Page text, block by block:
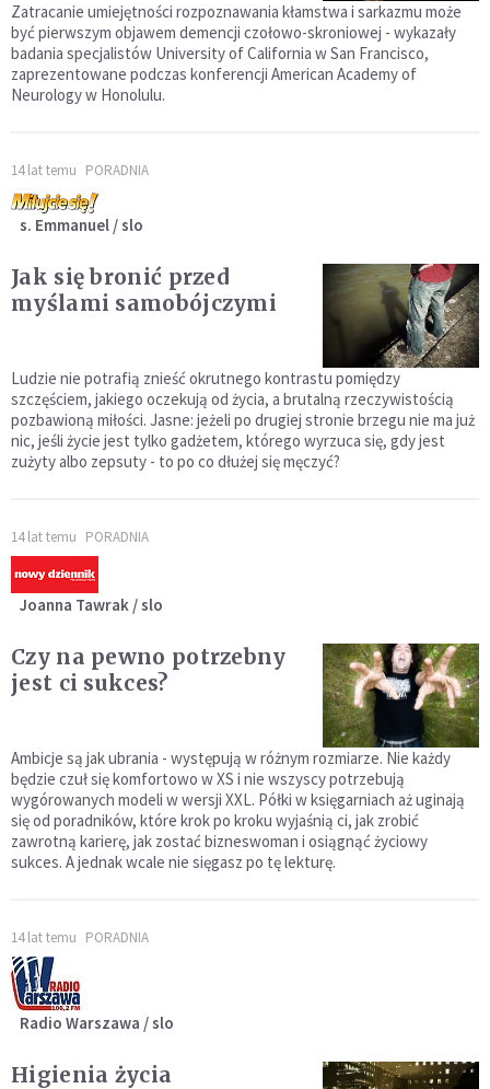
Zatracanie umiejętności rozpoznawania kłamstwa i sarkazmu może
być pierwszym objawem demencji czołowo-skroniowej - wykazały
badania specjalistów University of California w San Francisco,
zaprezentowane podczas konferencji American Academy of
Neurology w Honolulu.
14 lat temu PORADNIA
s. Emmanuel / slo
Jak się bronić przed
myślami samobójczymi
Ludzie nie potrafią znieść okrutnego kontrastu pomiędzy
szczęściem, jakiego oczekują od życia, a brutalną rzeczywistością
pozbawioną miłości. Jasne: jeżeli po drugiej stronie brzegu nie ma już
nic, jeśli życie jest tylko gadżetem, którego wyrzuca się, gdy jest
zużyty albo zepsuty - to po co dłużej się męczyć?
14 lat temu PORADNIA
Joanna Tawrak / slo
Czy na pewno potrzebny
jest ci sukces?
Ambicje są jak ubrania - występują w różnym rozmiarze. Nie każdy
będzie czuł się komfortowo w XS i nie wszyscy potrzebują
wygórowanych modeli w wersji XXL. Półki w księgarniach aż uginają
się od poradników, które krok po kroku wyjaśnią ci, jak zrobić
zawrotną karierę, jak zostać bizneswoman i osiągnąć życiowy
sukces. A jednak wcale nie sięgasz po tę lekturę.
14 lat temu PORADNIA
Radio Warszawa / slo
Higienia życia